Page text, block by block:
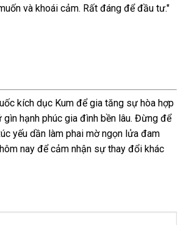
và khoái cảm. Rất đáng để đầu tư."
kích dục Kum để gia tăng sự hòa hợp
hạnh phúc gia đình bền lâu. Đừng để
yếu dần làm phai mờ ngọn lửa đam
nay để cảm nhận sự thay đổi khác